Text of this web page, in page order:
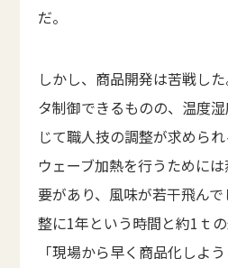
だ。
しかし、商品開発は苦戦し
タ制御できるものの、温度
じて職人技の調整が求めら
ウェーブ加熱を行うために
要があり、風味が若干飛ん
整に1年という時間と約1ｔの
「現場から早く商品化しよ